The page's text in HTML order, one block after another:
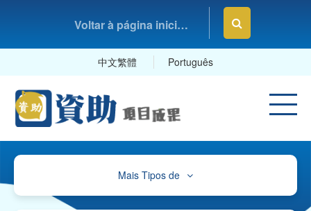
Voltar à página inicial da Fundação Macau
中文繁體 Português
Mais Tipos de
Cultura, Desporto e Lazer